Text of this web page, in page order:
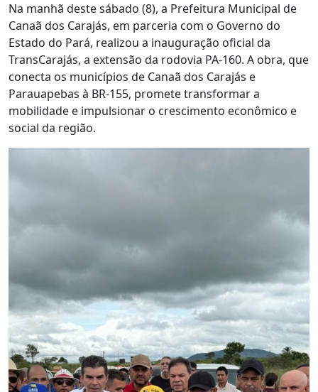
Na manhã deste sábado (8), a Prefeitura Municipal de
Canaã dos Carajás, em parceria com o Governo do
Estado do Pará, realizou a inauguração oficial da
TransCarajás, a extensão da rodovia PA-160. A obra, que
conecta os municípios de Canaã dos Carajás e
Parauapebas à BR-155, promete transformar a
mobilidade e impulsionar o crescimento econômico e
social da região.